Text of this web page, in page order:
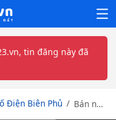
tin đăng này đã
Điện Biên Phủ
Bán nhà